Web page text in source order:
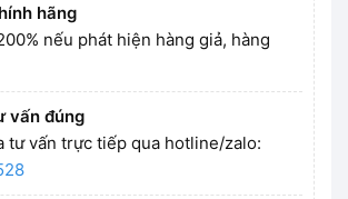
hãng
nếu phát hiện hàng giả, hàng
vấn đúng
tư vấn trực tiếp qua hotline/zalo: